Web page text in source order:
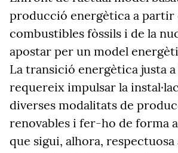
producció energètica a partir
combustibles fòssils i de la
apostar per un model
La transició energètica justa
requereix impulsar la
diverses modalitats de
renovables i fer-ho de forma
que sigui, alhora, respectuosa